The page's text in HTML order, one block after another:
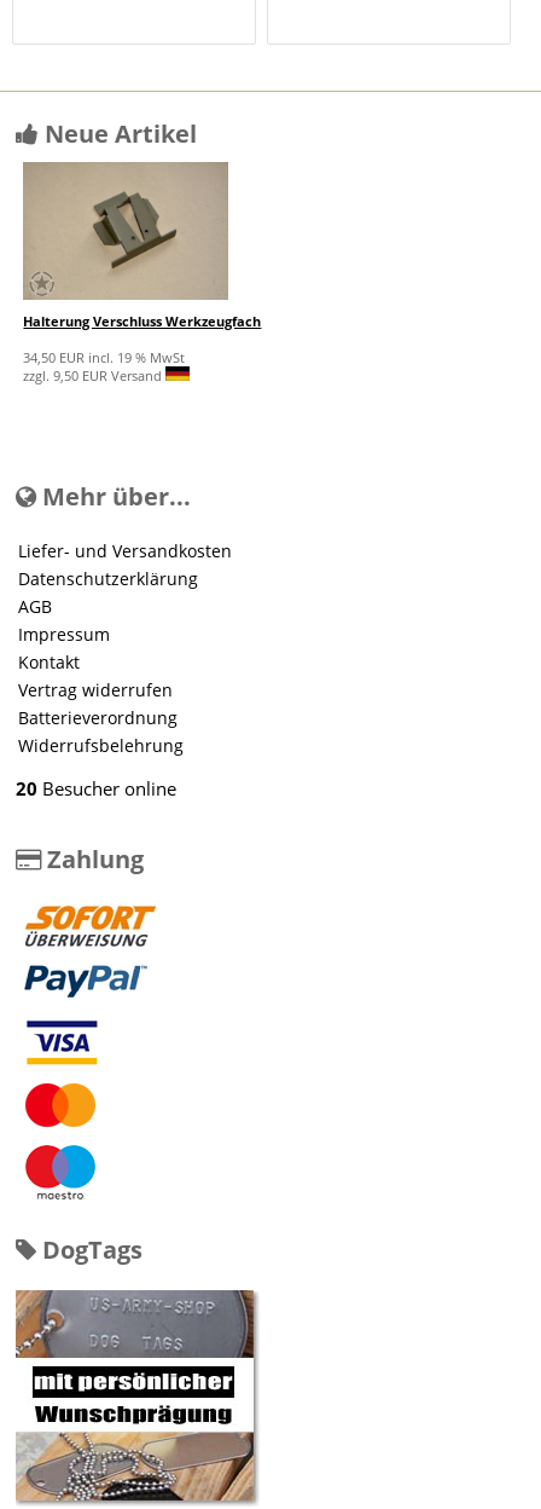
Neue Artikel
Halterung Verschluss Werkzeugfach
34,50 EUR incl. 19 % MwSt
zzgl. 9,50 EUR Versand
Mehr über...
Liefer- und Versandkosten
Datenschutzerklärung
AGB
Impressum
Kontakt
Vertrag widerrufen
Batterieverordnung
Widerrufsbelehrung
20 Besucher online
Zahlung
DogTags